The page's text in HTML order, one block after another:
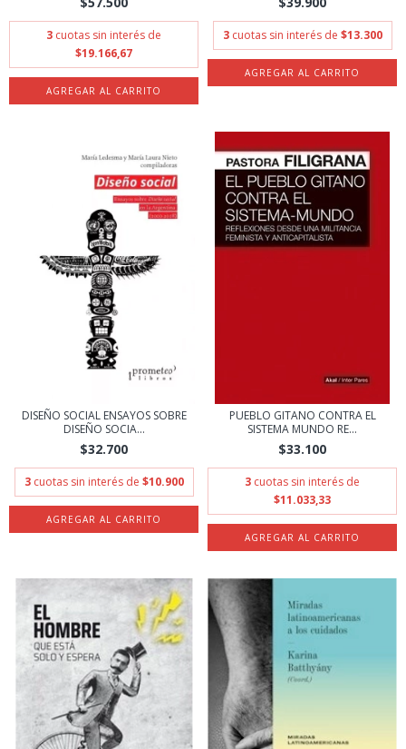
3 cuotas sin interés de
$19.166,67
3 cuotas sin interés de $13.300
DISEÑO SOCIAL ENSAYOS SOBRE
DISEÑO SOCIA...
$32.700
3 cuotas sin interés de $10.900
PUEBLO GITANO CONTRA EL
SISTEMA MUNDO RE...
$33.100
3 cuotas sin interés de
$11.033,33